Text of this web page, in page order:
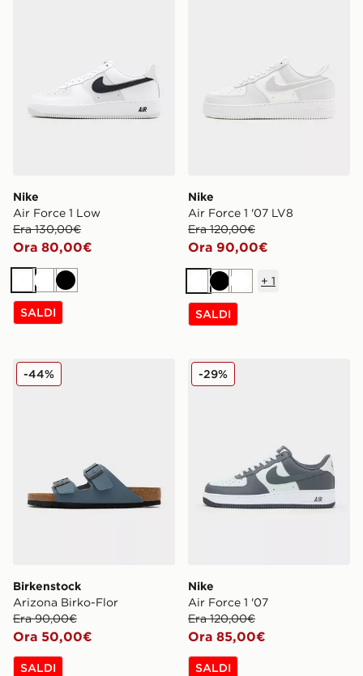
Nike
Air Force 1 Low
Era 130,00€
Ora 80,00€
Bianco
Bianco
Nero
SALDI
Nike
Air Force 1 '07 LV8
Era 120,00€
Ora 90,00€
Bianco
NeroBianco
+ 1
SALDI
Birkenstock Arizona Birko-Flor
Birkenstock
Arizona Birko-Flor
Era 90,00€
Ora 50,00€
-44%
SALDI
Nike Air Force 1 '07
Nike
Air Force 1 '07
Era 120,00€
Ora 85,00€
-29%
SALDI